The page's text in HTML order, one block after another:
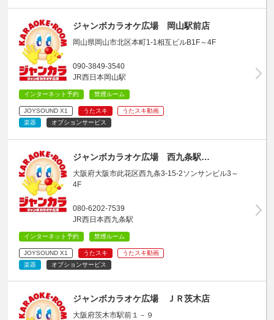
ジャンボカラオケ広場 岡山駅前店
岡山県岡山市北区本町1-1相互ビルB1F～4F
090-3849-3540
JR西日本岡山駅
インターネット予約 禁煙ルーム
JOYSOUND X1 うたスキ
うたスキ動画
楽器
オプションサービス
ジャンボカラオケ広場 西九条駅…
大阪府大阪市此花区西九条3-15-2ソンサンビル3～
4F
080-6202-7539
JR西日本西九条駅
インターネット予約 禁煙ルーム
JOYSOUND X1 うたスキ
うたスキ動画
楽器
オプションサービス
ジャンボカラオケ広場 ＪＲ茨木店
大阪府茨木市駅前１－９